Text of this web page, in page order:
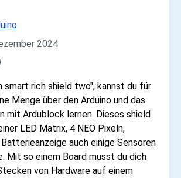
2024
smart rich shield two", kannst du für
Menge über den Arduino und das
mit Ardublock lernen. Dieses shield
LED Matrix, 4 NEO Pixeln,
auch einige Sensoren
Mit so einem Board musst du dich
von Hardware auf einem